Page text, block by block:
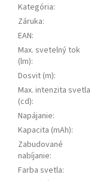
Kategória:
Záruka:
EAN:
Max. svetelný tok
(lm):
Dosvit (m):
Max. intenzita svetla
(cd):
Napájanie:
Kapacita (mAh):
Zabudované
nabíjanie:
Farba svetla: